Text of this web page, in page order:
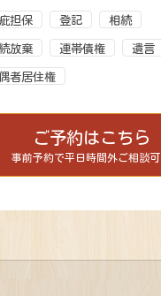
担保 登記 相続
放棄 連帯債権 遺言
者居住権
ご予約はこちら
事前予約で平日時間外ご相談